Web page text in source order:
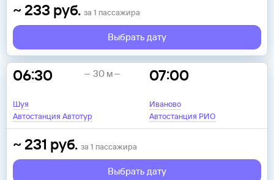
~ 233 руб. за 1 пассажира
Выбрать дату
06:30
Шуя
Автостанция Автотур
07:00
Иваново
Автостанция РИО
30 м
~ 231 руб. за 1 пассажира
Выбрать дату